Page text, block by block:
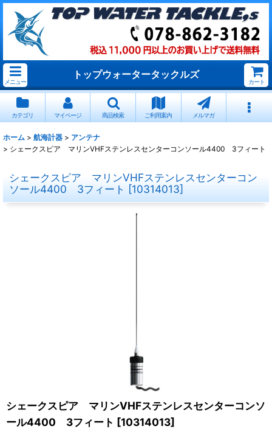
メニュー
トップウォータータックルズ
カート
カテゴリ マイページ 商品検索 ご利用案内 メルマガ
ホーム > 航海計器 > アンテナ
> シェークスピア マリンVHFステンレスセンターコンソール4400 3フィート
シェークスピア マリンVHFステンレスセンターコン
ソール4400 3フィート [10314013]
シェークスピア マリンVHFステンレスセンターコンソ
ール4400 3フィート [10314013]